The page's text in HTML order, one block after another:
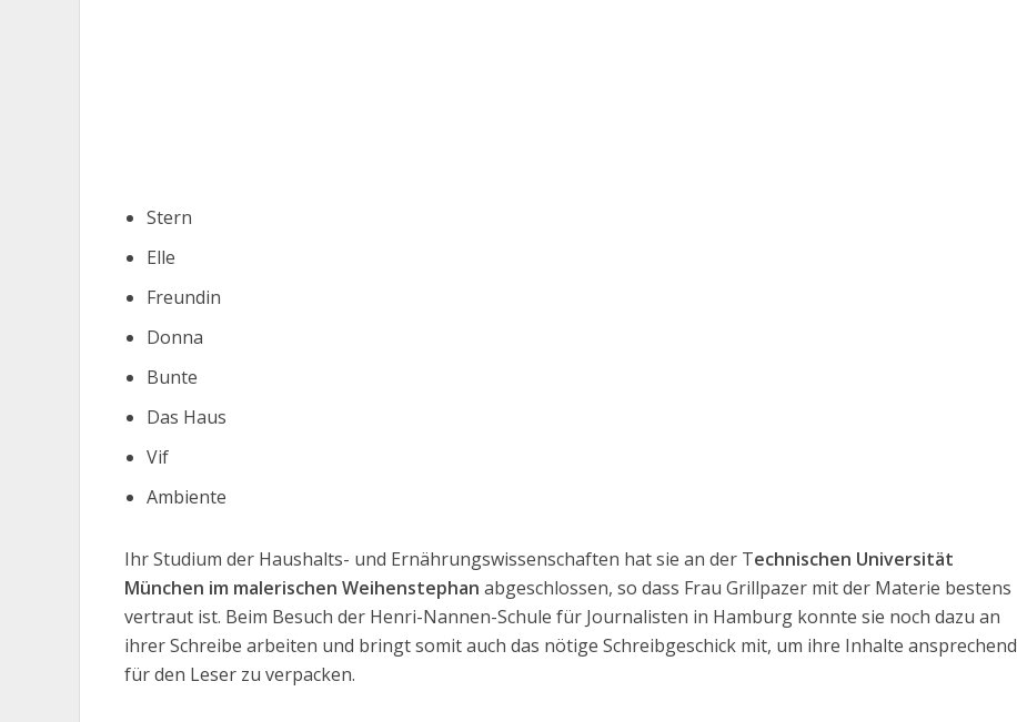
Stern
Elle
Freundin
Donna
Bunte
Das Haus
Vif
Ambiente
Ihr Studium der Haushalts- und Ernährungswissenschaften hat sie an der Technischen Universität
München im malerischen Weihenstephan abgeschlossen, so dass Frau Grillpazer mit der Materie bestens
vertraut ist. Beim Besuch der Henri-Nannen-Schule für Journalisten in Hamburg konnte sie noch dazu an
ihrer Schreibe arbeiten und bringt somit auch das nötige Schreibgeschick mit, um ihre Inhalte ansprechend
für den Leser zu verpacken.